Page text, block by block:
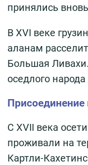
принялись
В XVI веке
аланам
Большая
оседлого
С XVII века
проживали на
Картли-